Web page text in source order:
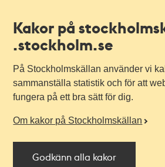
Kakor på
.stockholm.se
På Stockholmskällan använder vi
sammanställa statistik och för att
fungera på ett bra sätt för dig.
Om kakor på Stockholmskällan
Godkänn alla kakor